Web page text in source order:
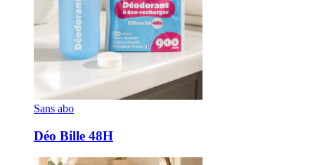
Sans abo
Déo Bille 48H